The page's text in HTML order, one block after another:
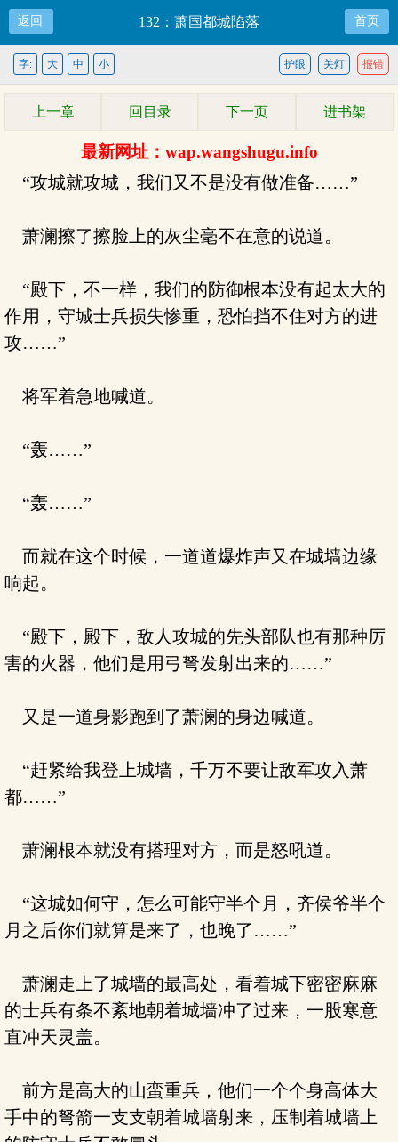
返回 132：萧国都城陷落 首页
报错
关灯
护眼
字: 大 中 小
上一章 回目录 下一页 进书架
最新网址：wap.wangshugu.info
“攻城就攻城，我们又不是没有做准备……”
萧澜擦了擦脸上的灰尘毫不在意的说道。
“殿下，不一样，我们的防御根本没有起太大的
作用，守城士兵损失惨重，恐怕挡不住对方的进
攻……”
将军着急地喊道。
“轰……”
“轰……”
而就在这个时候，一道道爆炸声又在城墙边缘
响起。
“殿下，殿下，敌人攻城的先头部队也有那种厉
害的火器，他们是用弓弩发射出来的……”
又是一道身影跑到了萧澜的身边喊道。
“赶紧给我登上城墙，千万不要让敌军攻入萧
都……”
萧澜根本就没有搭理对方，而是怒吼道。
“这城如何守，怎么可能守半个月，齐侯爷半个
月之后你们就算是来了，也晚了……”
萧澜走上了城墙的最高处，看着城下密密麻麻
的士兵有条不紊地朝着城墙冲了过来，一股寒意
直冲天灵盖。
前方是高大的山蛮重兵，他们一个个身高体大
手中的弩箭一支支朝着城墙射来，压制着城墙上